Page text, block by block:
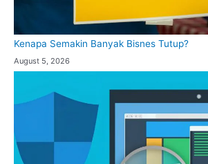
Kenapa Semakin Banyak Bisnes Tutup?
August 5, 2026